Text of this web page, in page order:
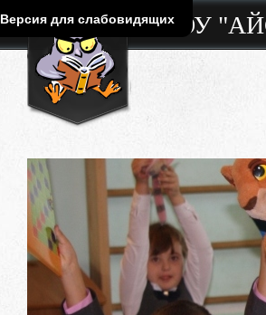
Версия для слабовидящихМБОУ